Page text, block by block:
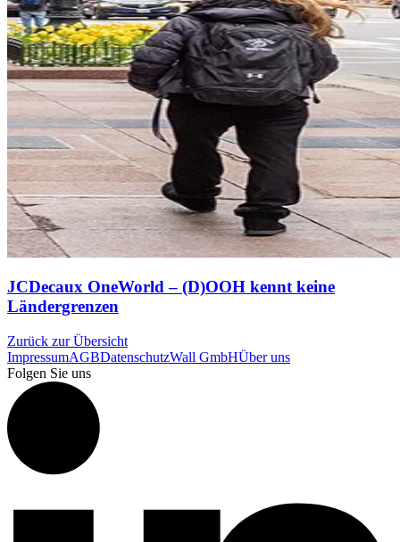
JCDecaux OneWorld – (D)OOH kennt keine
Ländergrenzen
Zurück zur Übersicht
ImpressumAGBDatenschutzWall GmbHÜber uns
Folgen Sie uns